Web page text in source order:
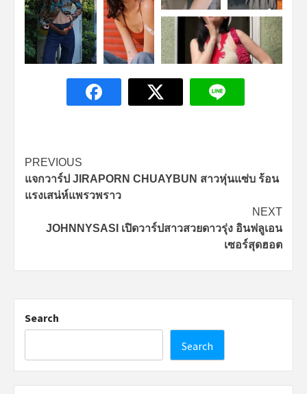
Continue
Reading
PREVIOUS
แจกวาร์ป JIRAPORN CHUAYBUN สาวหุ่นแซ่บ ร้อน
แรงเสน่ห์แพรวพราว
NEXT
JOHNNYSASI เปิดวาร์ปสาวสวยดาวรุ่ง อินฟลูเอน
เซอร์สุดฮอต
Search
Search